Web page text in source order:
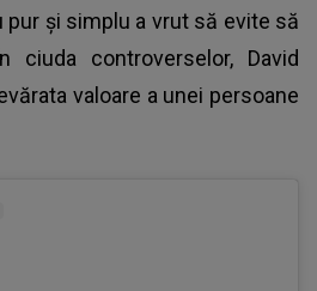
și simplu a vrut să evite să
ciuda controverselor, David
valoare a unei persoane